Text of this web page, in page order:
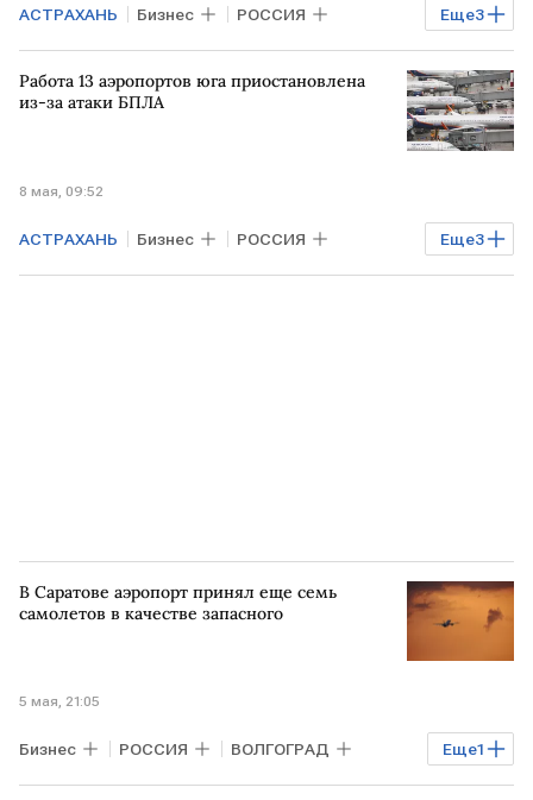
Еще3
АСТРАХАНЬ Бизнес РОССИЯ
РОСТОВ-НА-ДОНУ Владикавказ
Росавиация
Работа 13 аэропортов юга приостановлена
из-за атаки БПЛА
8 мая, 09:52
Еще3
АСТРАХАНЬ Бизнес РОССИЯ
РОСТОВ-НА-ДОНУ РФ
В Саратове аэропорт принял еще семь
самолетов в качестве запасного
5 мая, 21:05
Еще1
Бизнес РОССИЯ ВОЛГОГРАД
МОСКВА